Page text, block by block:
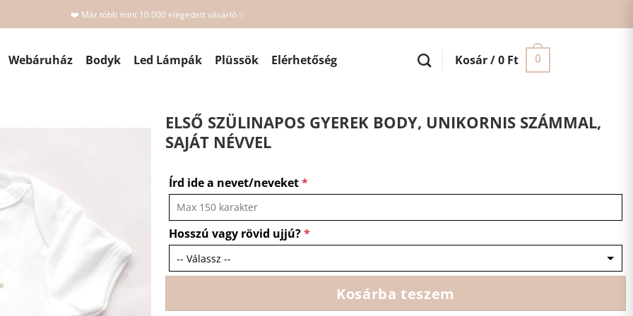
❤️ Már több mint 10.000 elégedett vásárló ✨
Webáruház Bodyk Led Lámpák Plüssök Elérhetőség Kosár /0 Ft 0
ELSŐ SZÜLINAPOS GYEREK BODY, UNIKORNIS SZÁMMAL,
SAJÁT NÉVVEL
Írd ide a nevet/neveket*
Hosszú vagy rövid ujjú?*
Kosárba teszem